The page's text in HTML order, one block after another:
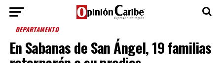
DEPARTAMENTO
En Sabanas de San Ángel, 19 familias